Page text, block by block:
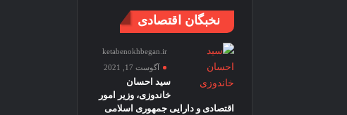
نخبگان اقتصادی
ketabenokhbegan.ir
آگوست 17, 2021
سید احسان
خاندوزی، وزیر امور
اقتصادی و دارایی جمهوری اسلامی